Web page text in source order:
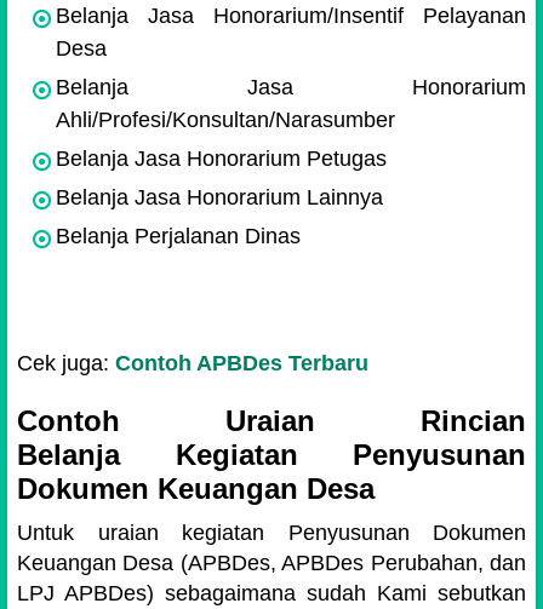
Belanja Jasa Honorarium/Insentif Pelayanan
Desa
Belanja Jasa Honorarium
Ahli/Profesi/Konsultan/Narasumber
Belanja Jasa Honorarium Petugas
Belanja Jasa Honorarium Lainnya
Belanja Perjalanan Dinas
Cek juga: Contoh APBDes Terbaru
Contoh Uraian Rincian
Belanja Kegiatan Penyusunan
Dokumen Keuangan Desa
Untuk uraian kegiatan Penyusunan Dokumen
Keuangan Desa (APBDes, APBDes Perubahan, dan
LPJ APBDes) sebagaimana sudah Kami sebutkan